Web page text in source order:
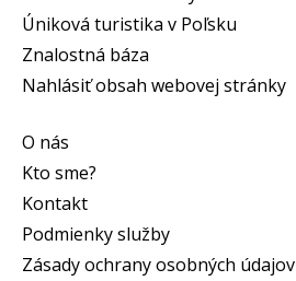
Úniková turistika v Poľsku
Znalostná báza
Nahlásiť obsah webovej stránky
O nás
Kto sme?
Kontakt
Podmienky služby
Zásady ochrany osobných údajov